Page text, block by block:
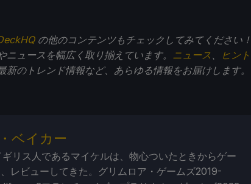
の他のコンテンツもチェックしてみてください！
ュースを幅広く取り揃えています。 ニュース 、
ヒント
新のトレンド情報など、あらゆる情報をお届けします。
ベイカー
リス人であるマイケルは、物心ついたときからゲー
レビューしてきた。グリムロア・ゲームズ2019-